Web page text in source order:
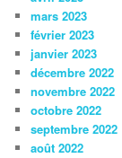
mars 2023
février 2023
janvier 2023
décembre 2022
novembre 2022
octobre 2022
septembre 2022
août 2022